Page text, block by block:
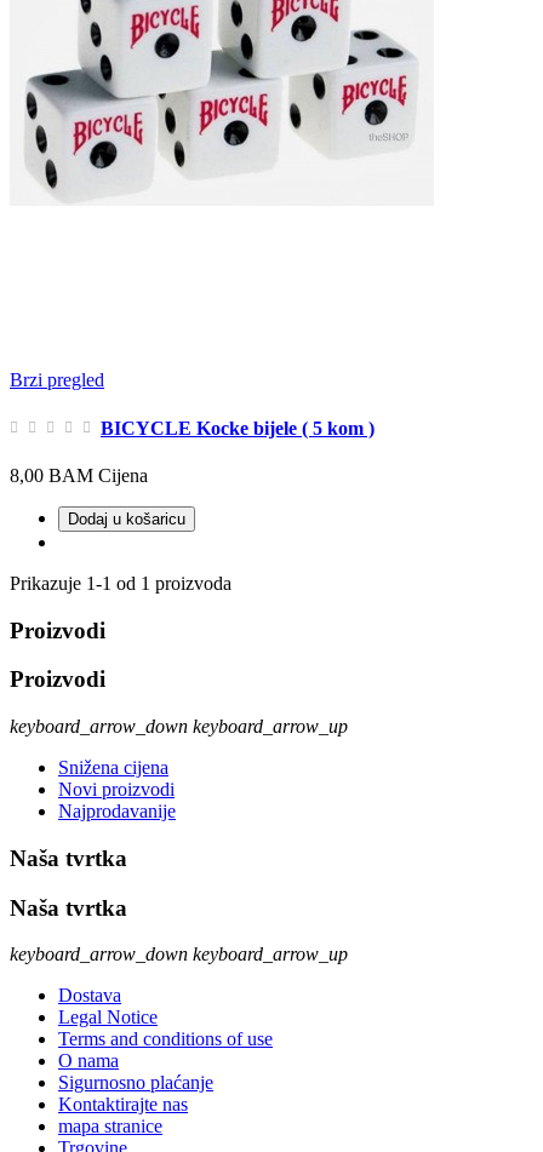
Brzi pregled
BICYCLE Kocke bijele ( 5 kom )
8,00 BAM Cijena
Dodaj u košaricu
Prikazuje 1-1 od 1 proizvoda
Proizvodi
Proizvodi
keyboard_arrow_down keyboard_arrow_up
Snižena cijena
Novi proizvodi
Najprodavanije
Naša tvrtka
Naša tvrtka
keyboard_arrow_down keyboard_arrow_up
Dostava
Legal Notice
Terms and conditions of use
O nama
Sigurnosno plaćanje
Kontaktirajte nas
mapa stranice